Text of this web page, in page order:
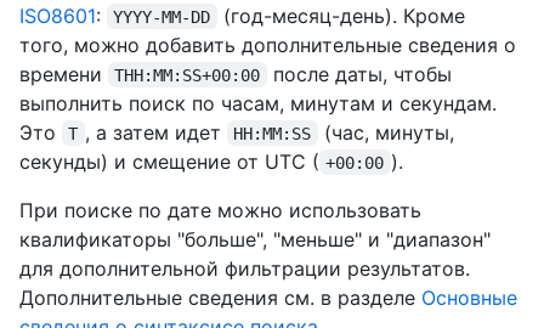
ISO8601: YYYY-MM-DD
(год-месяц-день). Кроме
того, можно добавить дополнительные сведения о
времени
THH:MM:SS+00:00
после даты, чтобы
выполнить поиск по часам, минутам и секундам.
Это
T , а затем идет HH:MM:SS
(час, минуты,
секунды) и смещение от UTC ( +00:00 ).
При поиске по дате можно использовать
квалификаторы "больше", "меньше" и "диапазон"
для дополнительной фильтрации результатов.
Дополнительные сведения см. в разделе Основные